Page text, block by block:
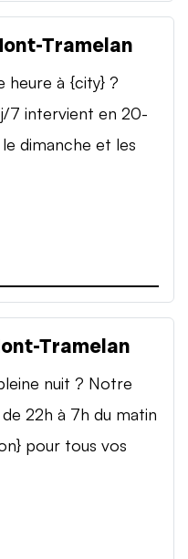
Tramelan
heure à {city} ?
7 intervient en 20-
dimanche et les
Tramelan
nuit ? Notre
22h à 7h du matin
pour tous vos